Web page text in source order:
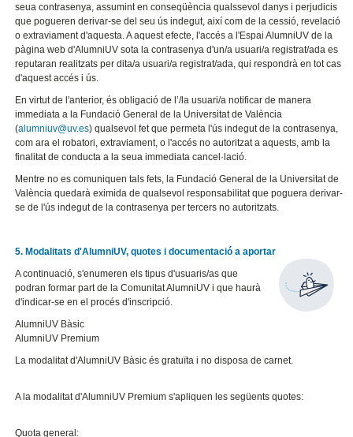
seua contrasenya, assumint en conseqüència qualssevol danys i perjudicis
que pogueren derivar-se del seu ús indegut, així com de la cessió, revelació
o extraviament d'aquesta. A aquest efecte, l'accés a l'Espai AlumniUV de la
pàgina web d'AlumniUV sota la contrasenya d'un/a usuari/a registrat/ada es
reputaran realitzats per dita/a usuari/a registrat/ada, qui respondrà en tot cas
d'aquest accés i ús.
En virtut de l'anterior, és obligació de l’/la usuari/a notificar de manera
immediata a la Fundació General de la Universitat de València
(alumniuv@uv.es) qualsevol fet que permeta l'ús indegut de la contrasenya,
com ara el robatori, extraviament, o l'accés no autoritzat a aquests, amb la
finalitat de conducta a la seua immediata cancel·lació.
Mentre no es comuniquen tals fets, la Fundació General de la Universitat de
València quedarà eximida de qualsevol responsabilitat que poguera derivar-
se de l'ús indegut de la contrasenya per tercers no autoritzats.
5. Modalitats d'AlumniUV, quotes i documentació a aportar
A continuació, s'enumeren els tipus d'usuaris/as que
podran formar part de la Comunitat AlumniUV i que haurà
d'indicar-se en el procés d'inscripció.
AlumniUV Bàsic
AlumniUV Premium
La modalitat d'AlumniUV Bàsic és gratuïta i no disposa de carnet.
A la modalitat d'AlumniUV Premium s'apliquen les següents quotes:
Quota general: